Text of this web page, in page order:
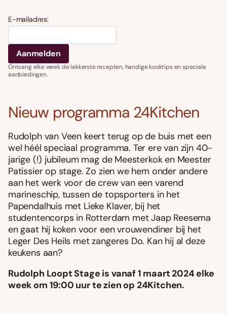
E-mailadres:
Ontvang elke week de lekkerste recepten, handige kooktips en speciale
aanbiedingen.
Nieuw programma 24Kitchen
Rudolph van Veen keert terug op de buis met een
wel héél speciaal programma. Ter ere van zijn 40-
jarige (!) jubileum mag de Meesterkok en Meester
Patissier op stage. Zo zien we hem onder andere
aan het werk voor de crew van een varend
marineschip, tussen de topsporters in het
Papendalhuis met Lieke Klaver, bij het
studentencorps in Rotterdam met Jaap Reesema
en gaat hij koken voor een vrouwendiner bij het
Leger Des Heils met zangeres Do. Kan hij al deze
keukens aan?
Rudolph Loopt Stage is vanaf 1 maart 2024 elke
week om 19:00 uur te zien op 24Kitchen.